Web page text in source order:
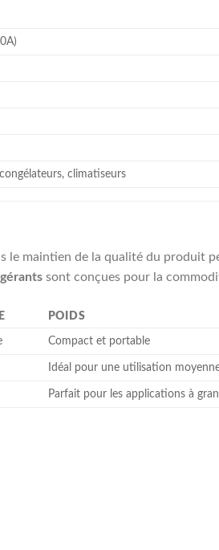
climatiseurs
le maintien de la qualité du produit
sont conçues pour la
POIDS
Compact et portable
Idéal pour une utilisation
Parfait pour les applications à